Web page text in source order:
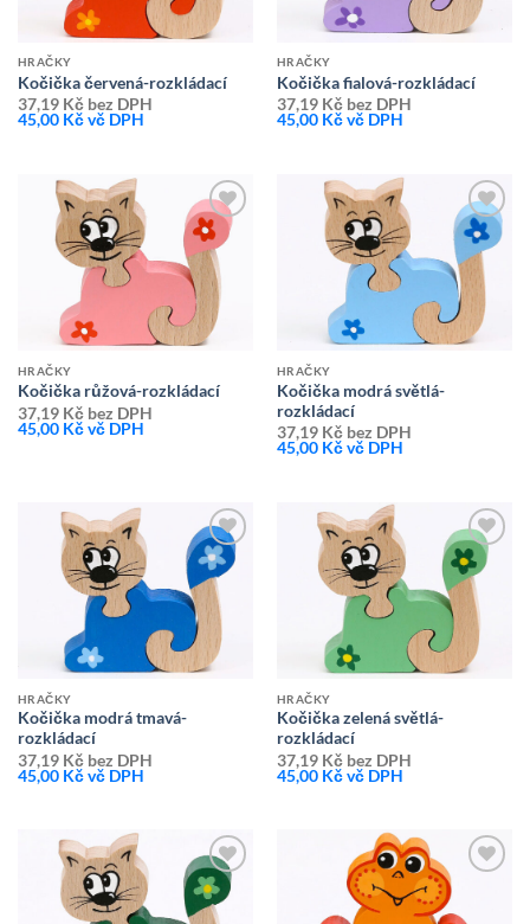
HRAČKY
Kočička červená-rozkládací
37,19 Kčbez DPH
45,00 Kčvč DPH
HRAČKY
Kočička fialová-rozkládací
37,19 Kčbez DPH
45,00 Kčvč DPH
Přidat k
oblíbeným
HRAČKY
Kočička růžová-rozkládací
37,19 Kčbez DPH
45,00 Kčvč DPH
Přidat k
oblíbeným
HRAČKY
Kočička modrá světlá-
rozkládací
37,19 Kčbez DPH
45,00 Kčvč DPH
Přidat k
oblíbeným
HRAČKY
Kočička modrá tmavá-
rozkládací
37,19 Kčbez DPH
45,00 Kčvč DPH
Přidat k
oblíbeným
HRAČKY
Kočička zelená světlá-
rozkládací
37,19 Kčbez DPH
45,00 Kčvč DPH
Přidat k
oblíbeným
Přidat k
oblíbeným